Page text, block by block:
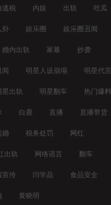
逃税 内娱 出轨 吃瓜
卦 娱乐圈 娱乐圈丑闻
婚内出轨 家暴 抄袭
闻 明星人设崩塌 明星代言
星出轨 明星翻车 热门爆料
白鹿 直播 直播带货
婚 税务处罚 网红
出轨 网络谣言 翻车
宣传 闫学晶 食品安全
黄晓明